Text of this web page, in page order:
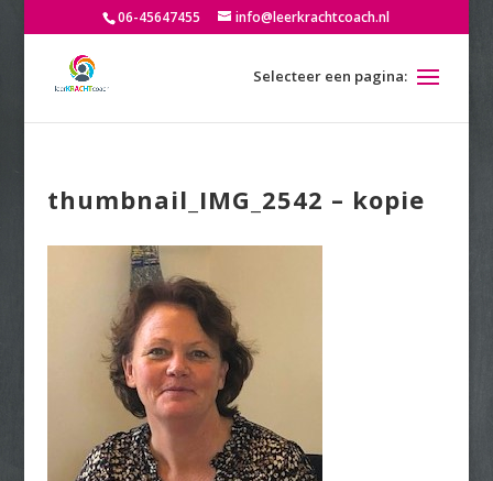
06-45647455 info@leerkrachtcoach.nl
thumbnail_IMG_2542 – kopie